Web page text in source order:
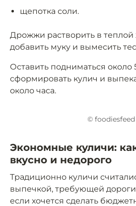
щепотка соли.
Дрожжи растворить в теплой
добавить муку и вымесить
Оставить подниматься около
сформировать кулич и
около часа.
© foodiesfeed
Экономные куличи:
вкусно и недорого
Традиционно куличи
выпечкой, требующей
если хочется сделать